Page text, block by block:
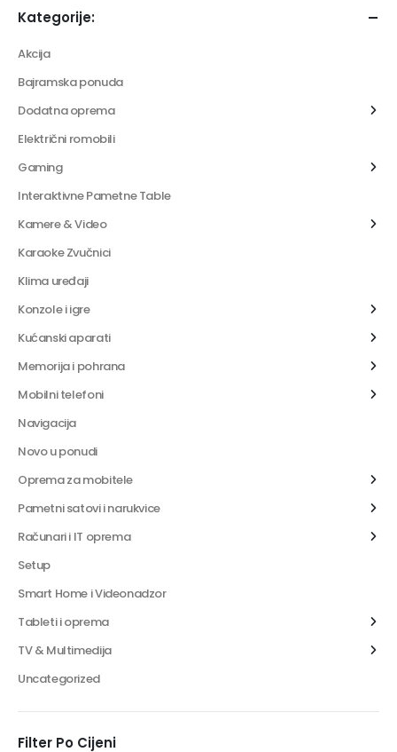
Kategorije:
Akcija
Bajramska ponuda
Dodatna oprema
Električni romobili
Gaming
Interaktivne Pametne Table
Kamere & Video
Karaoke Zvučnici
Klima uređaji
Konzole i igre
Kućanski aparati
Memorija i pohrana
Mobilni telefoni
Navigacija
Novo u ponudi
Oprema za mobitele
Pametni satovi i narukvice
Računari i IT oprema
Setup
Smart Home i Videonadzor
Tableti i oprema
TV & Multimedija
Uncategorized
Filter Po Cijeni